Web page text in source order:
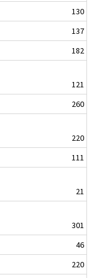
130
137
182
121
260
220
111
21
301
46
220